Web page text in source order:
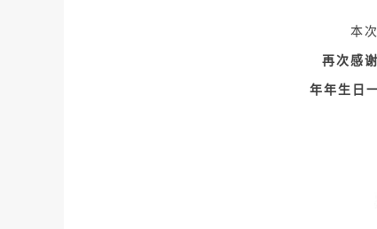
本
再次感
年年生日